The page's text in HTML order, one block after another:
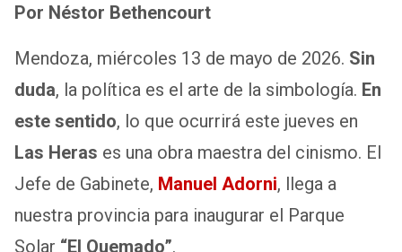
at
s
A
p
p
tt
er
ce
b
o
o
k
ail ail
e
Por Néstor Bethencourt
Mendoza, miércoles 13 de mayo de 2026. Sin
duda, la política es el arte de la simbología. En
este sentido, lo que ocurrirá este jueves en
Las Heras es una obra maestra del cinismo. El
Jefe de Gabinete, Manuel Adorni, llega a
nuestra provincia para inaugurar el Parque
Solar “El Quemado”.